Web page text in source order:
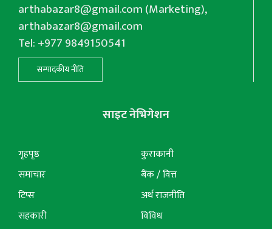
arthabazar8@gmail.com(Marketing),
arthabazar8@gmail.com
Tel: +977 9849150541
सम्पादकीय नीति
साइट नेभिगेशन
गृहपृष्ठ
समाचार
टिप्स
सहकारी
कुराकानी
बैंक / वित्त
अर्थ राजनीति
विविध